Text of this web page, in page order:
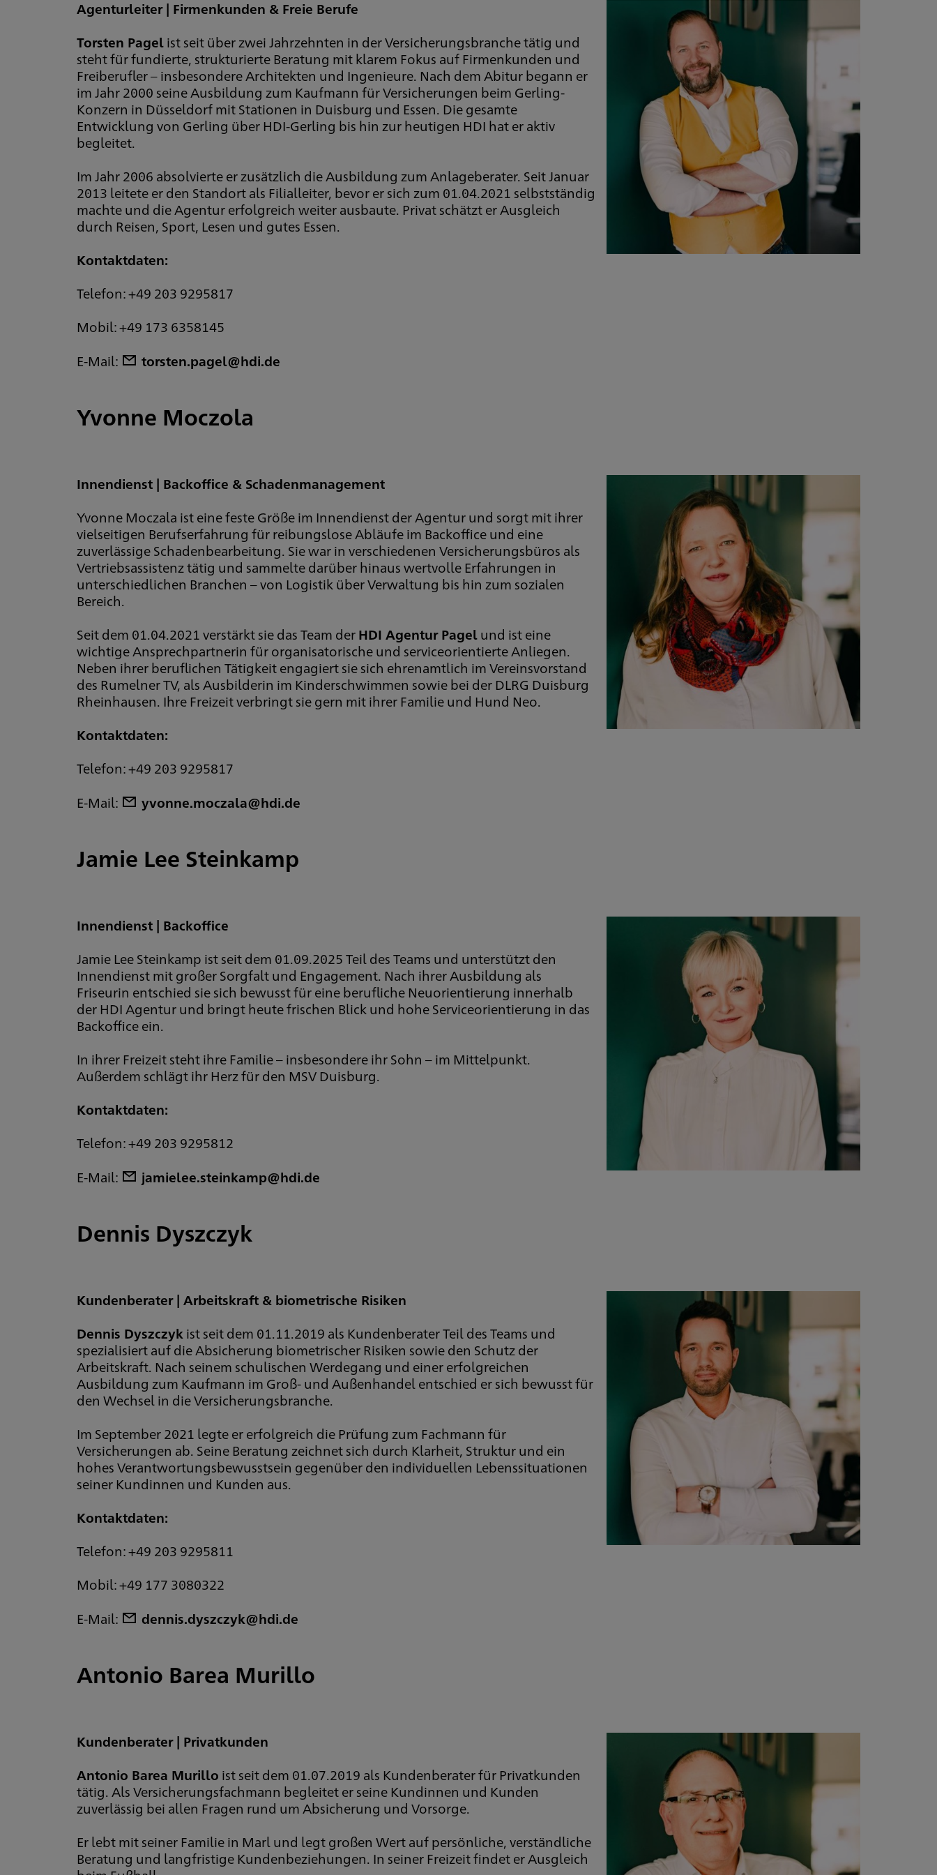
Agenturleiter | Firmenkunden & Freie Berufe
Torsten Pagelist seit über zwei Jahrzehnten in der Versicherungsbranche tätig und
steht für fundierte, strukturierte Beratung mit klarem Fokus auf Firmenkunden und
Freiberufler – insbesondere Architekten und Ingenieure. Nach dem Abitur begann er
im Jahr 2000 seine Ausbildung zum Kaufmann für Versicherungen beim Gerling-
Konzern in Düsseldorf mit Stationen in Duisburg und Essen. Die gesamte
Entwicklung von Gerling über HDI-Gerling bis hin zur heutigen HDI hat er aktiv
begleitet.
Im Jahr 2006 absolvierte er zusätzlich die Ausbildung zum Anlageberater. Seit Januar
2013 leitete er den Standort als Filialleiter, bevor er sich zum 01.04.2021 selbstständig
machte und die Agentur erfolgreich weiter ausbaute. Privat schätzt er Ausgleich
durch Reisen, Sport, Lesen und gutes Essen.
Kontaktdaten:
Telefon: +49 203 9295817
Mobil: +49 173 6358145
E-Mail:
torsten.pagel@hdi.de
Yvonne Moczola
Innendienst | Backoffice & Schadenmanagement
Yvonne Moczala ist eine feste Größe im Innendienst der Agentur und sorgt mit ihrer
vielseitigen Berufserfahrung für reibungslose Abläufe im Backoffice und eine
zuverlässige Schadenbearbeitung. Sie war in verschiedenen Versicherungsbüros als
Vertriebsassistenz tätig und sammelte darüber hinaus wertvolle Erfahrungen in
unterschiedlichen Branchen – von Logistik über Verwaltung bis hin zum sozialen
Bereich.
Seit dem 01.04.2021 verstärkt sie das Team derHDI Agentur Pagelund ist eine
wichtige Ansprechpartnerin für organisatorische und serviceorientierte Anliegen.
Neben ihrer beruflichen Tätigkeit engagiert sie sich ehrenamtlich im Vereinsvorstand
des Rumelner TV, als Ausbilderin im Kinderschwimmen sowie bei der DLRG Duisburg
Rheinhausen. Ihre Freizeit verbringt sie gern mit ihrer Familie und Hund Neo.
Kontaktdaten:
Telefon: +49 203 9295817
E-Mail:
yvonne.moczala@hdi.de
Jamie Lee Steinkamp
Innendienst | Backoffice
Jamie Lee Steinkamp ist seit dem 01.09.2025 Teil des Teams und unterstützt den
Innendienst mit großer Sorgfalt und Engagement. Nach ihrer Ausbildung als
Friseurin entschied sie sich bewusst für eine berufliche Neuorientierung innerhalb
der HDI Agentur und bringt heute frischen Blick und hohe Serviceorientierung in das
Backoffice ein.
In ihrer Freizeit steht ihre Familie – insbesondere ihr Sohn – im Mittelpunkt.
Außerdem schlägt ihr Herz für den MSV Duisburg.
Kontaktdaten:
Telefon: +49 203 9295812
E-Mail:
jamielee.steinkamp@hdi.de
Dennis Dyszczyk
Kundenberater | Arbeitskraft & biometrische Risiken
Dennis Dyszczyk ist seit dem 01.11.2019 als Kundenberater Teil des Teams und
spezialisiert auf die Absicherung biometrischer Risiken sowie den Schutz der
Arbeitskraft. Nach seinem schulischen Werdegang und einer erfolgreichen
Ausbildung zum Kaufmann im Groß- und Außenhandel entschied er sich bewusst für
den Wechsel in die Versicherungsbranche.
Im September 2021 legte er erfolgreich die Prüfung zum Fachmann für
Versicherungen ab. Seine Beratung zeichnet sich durch Klarheit, Struktur und ein
hohes Verantwortungsbewusstsein gegenüber den individuellen Lebenssituationen
seiner Kundinnen und Kunden aus.
Kontaktdaten:
Telefon: +49 203 9295811
Mobil: +49 177 3080322
E-Mail:
dennis.dyszczyk@hdi.de
Antonio Barea Murillo
Kundenberater | Privatkunden
Antonio Barea Murillo ist seit dem 01.07.2019 als Kundenberater für Privatkunden
tätig. Als Versicherungsfachmann begleitet er seine Kundinnen und Kunden
zuverlässig bei allen Fragen rund um Absicherung und Vorsorge.
Er lebt mit seiner Familie in Marl und legt großen Wert auf persönliche, verständliche
Beratung und langfristige Kundenbeziehungen. In seiner Freizeit findet er Ausgleich